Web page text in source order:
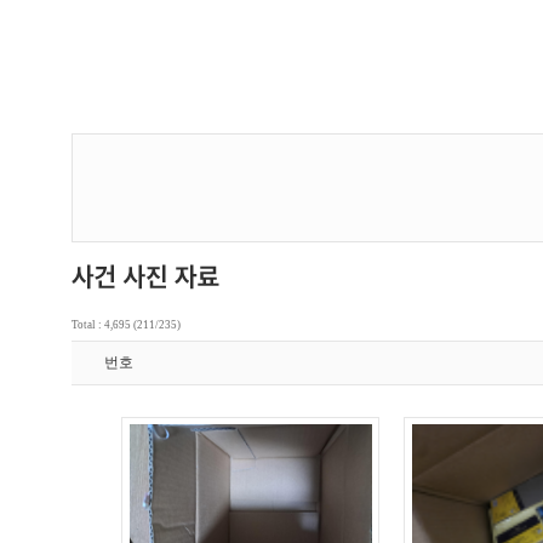
Total : 4,695 (211/235)
번호